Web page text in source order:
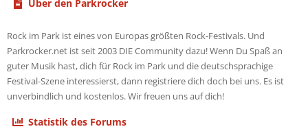
Über den Parkrocker
Rock im Park ist eines von Europas größten Rock-Festivals. Und
Parkrocker.net ist seit 2003 DIE Community dazu! Wenn Du Spaß an
guter Musik hast, dich für Rock im Park und die deutschsprachige
Festival-Szene interessierst, dann registriere dich doch bei uns. Es ist
unverbindlich und kostenlos. Wir freuen uns auf dich!
Statistik des Forums